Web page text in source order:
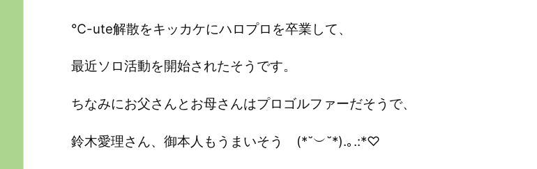
℃-ute解散をキッカケにハロプロを卒業して、
最近ソロ活動を開始されたそうです。
ちなみにお父さんとお母さんはプロゴルファーだそうで、
鈴木愛理さん、御本人もうまいそう (*˘︶˘*).｡.:*♡